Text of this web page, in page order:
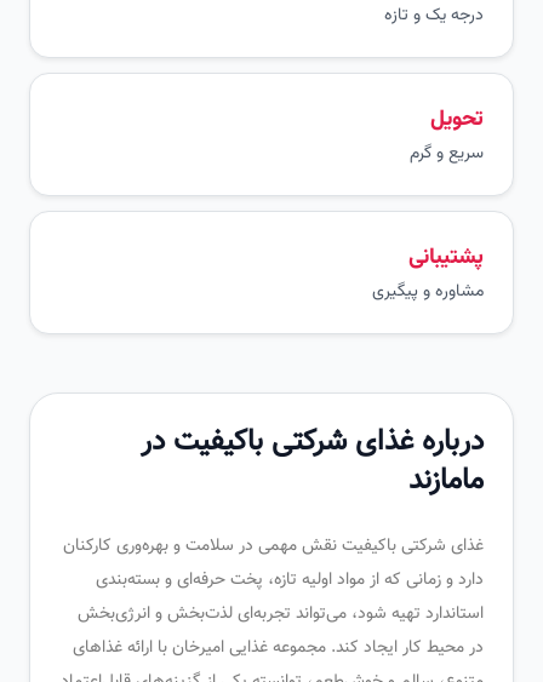
درجه یک و تازه
سریع و گرم
پشتیبانی
مشاوره و پیگیری
درباره غذای شرکتی باکیفیت در
مامازند
غذای شرکتی باکیفیت نقش مهمی در سلامت و بهره‌وری کارکنان
دارد و زمانی که از مواد اولیه تازه، پخت حرفه‌ای و بسته‌بندی
استاندارد تهیه شود، می‌تواند تجربه‌ای لذت‌بخش و انرژی‌بخش
در محیط کار ایجاد کند. مجموعه غذایی امیرخان با ارائه غذاهای